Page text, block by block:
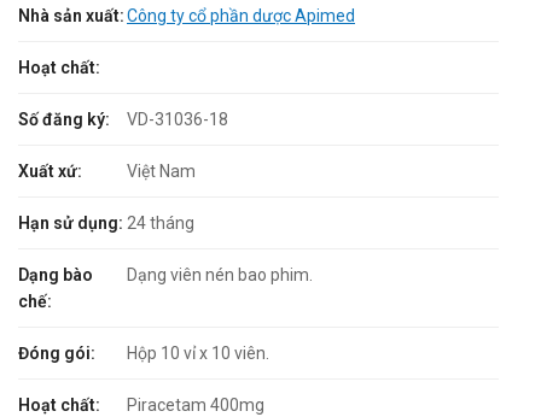
Nhà sản xuất:Công ty cổ phần dược Apimed
Hoạt chất:
Số đăng ký: VD-31036-18
Xuất xứ: Việt Nam
Hạn sử dụng: 24 tháng
Dạng bào
chế:
Dạng viên nén bao phim.
Đóng gói: Hộp 10 vỉ x 10 viên.
Hoạt chất: Piracetam 400mg